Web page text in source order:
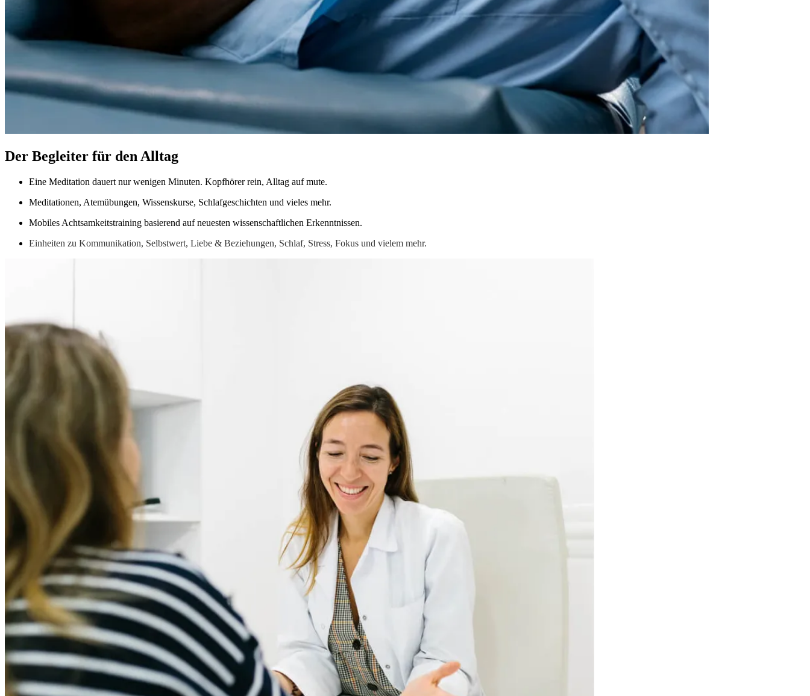
Der Begleiter für den Alltag
Eine Meditation dauert nur wenigen Minuten. Kopfhörer rein, Alltag auf mute.
Meditationen, Atemübungen, Wissenskurse, Schlafgeschichten und vieles mehr.
Mobiles Achtsamkeitstraining basierend auf neuesten wissenschaftlichen Erkenntnissen.
Einheiten zu Kommunikation, Selbstwert, Liebe & Beziehungen, Schlaf, Stress, Fokus und vielem mehr.